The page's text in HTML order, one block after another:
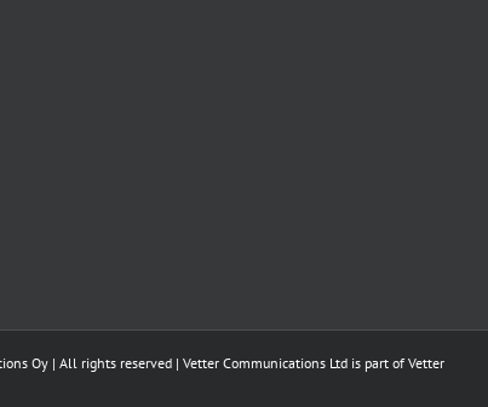
Oy | All rights reserved | Vetter Communications Ltd is part of Vetter